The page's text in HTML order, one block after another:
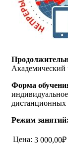
Академический
Форма
дистанционных
Режим занятий:
Цена: 3 000,00₽